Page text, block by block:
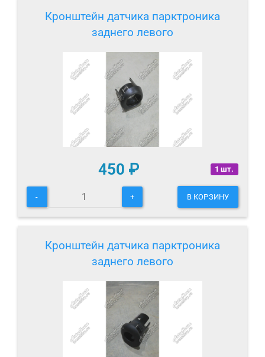
Кронштейн датчика парктроника
заднего левого
1 шт.
450 ₽
- + В КОРЗИНУ
Кронштейн датчика парктроника
заднего левого